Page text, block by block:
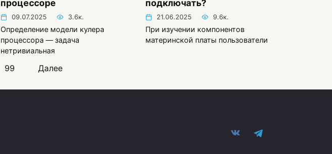
процессоре
09.07.2025 3.6к.
Определение модели кулера
процессора — задача
нетривиальная
подключать?
21.06.2025 9.6к.
При изучении компонентов
материнской платы пользователи
99 Далее